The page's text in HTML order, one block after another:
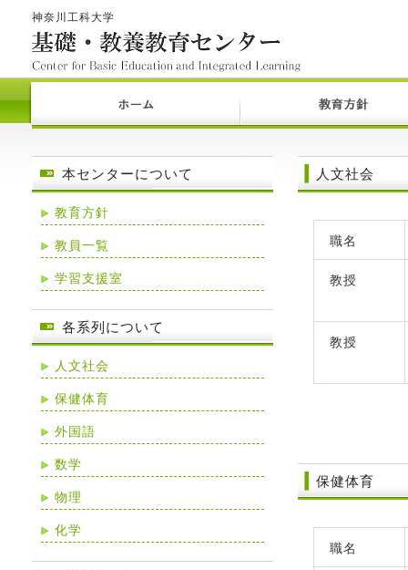
神奈川工科大学
人文社会
職名
教授
教授
保健体育
職名
本センターについて
教育方針
教員一覧
学習支援室
各系列について
人文社会
保健体育
外国語
数学
物理
化学